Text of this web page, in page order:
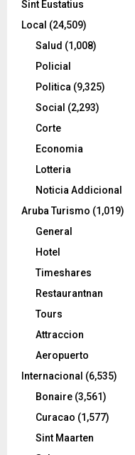
Sint Eustatius
Local (24,509)
Salud (1,008)
Policial
Politica (9,325)
Social (2,293)
Corte
Economia
Lotteria
Noticia Addicional
Aruba Turismo (1,019)
General
Hotel
Timeshares
Restaurantnan
Tours
Attraccion
Aeropuerto
Internacional (6,535)
Bonaire (3,561)
Curacao (1,577)
Sint Maarten